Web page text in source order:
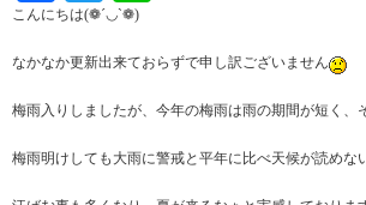
こんにちは(❁´◡`❁)
なかなか更新出来ておらずで申し訳ございません
梅雨入りしましたが、今年の梅雨は雨の期間が短く、
梅雨明けしても大雨に警戒と平年に比べ天候が読めな